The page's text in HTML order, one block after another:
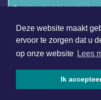
Deze website maakt
ervoor te zorgen dat u
op onze website Lees
Ik
Overige dagbladen in de
Copyright (c) 2026 |
Algemene voorwaarden
Disclaimer